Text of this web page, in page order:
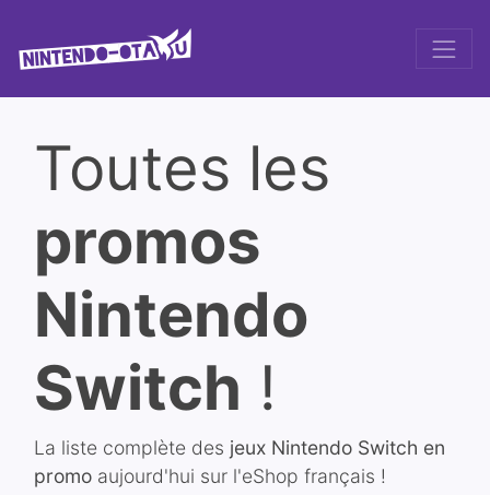
Toutes les
promos
Nintendo
Switch !
La liste complète des jeux Nintendo Switch en
promo aujourd'hui sur l'eShop français !